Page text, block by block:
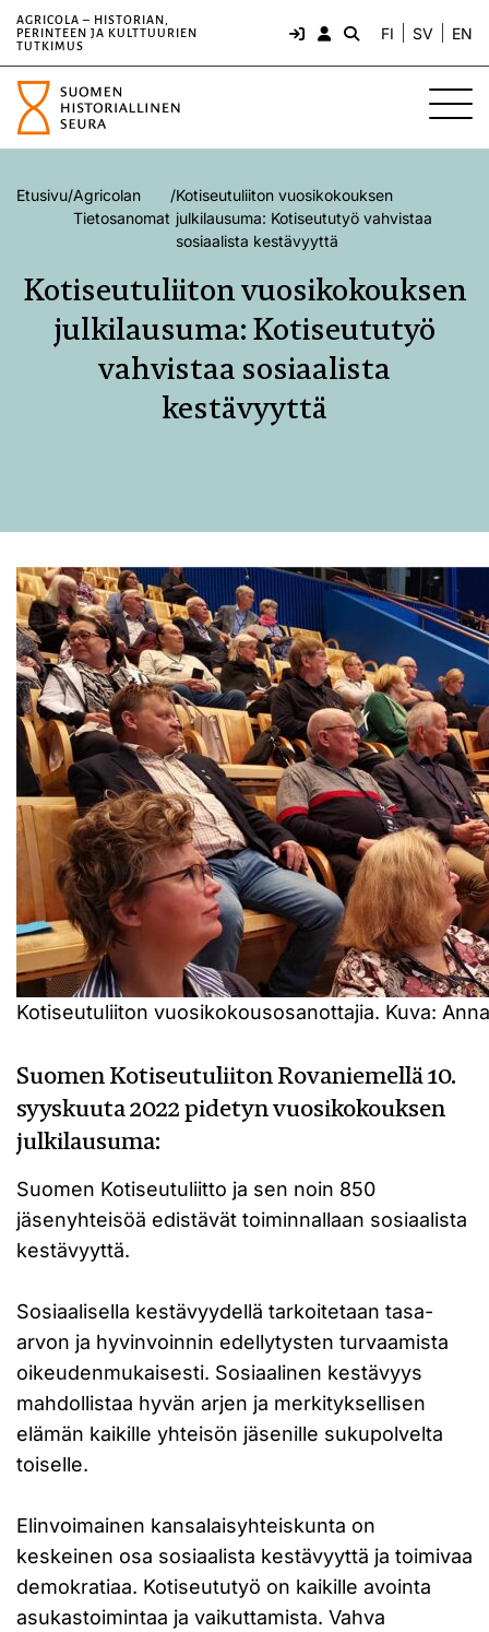
AGRICOLA – HISTORIAN,
PERINTEEN JA KULTTUURIEN
TUTKIMUS
FI SV EN
Etusivu/Agricolan
Tietosanomat
/Kotiseutuliiton vuosikokouksen
julkilausuma: Kotiseututyö vahvistaa
sosiaalista kestävyyttä
Kotiseutuliiton vuosikokouksen
julkilausuma: Kotiseututyö
vahvistaa sosiaalista
kestävyyttä
Kotiseutuliiton vuosikokousosanottajia. Kuva:
Suomen Kotiseutuliiton Rovaniemellä 10.
syyskuuta 2022 pidetyn vuosikokouksen
julkilausuma:
Suomen Kotiseutuliitto ja sen noin 850
jäsenyhteisöä edistävät toiminnallaan sosiaalista
kestävyyttä.
Sosiaalisella kestävyydellä tarkoitetaan tasa-
arvon ja hyvinvoinnin edellytysten turvaamista
oikeudenmukaisesti. Sosiaalinen kestävyys
mahdollistaa hyvän arjen ja merkityksellisen
elämän kaikille yhteisön jäsenille sukupolvelta
toiselle.
Elinvoimainen kansalaisyhteiskunta on
keskeinen osa sosiaalista kestävyyttä ja toimivaa
demokratiaa. Kotiseututyö on kaikille avointa
asukastoimintaa ja vaikuttamista. Vahva